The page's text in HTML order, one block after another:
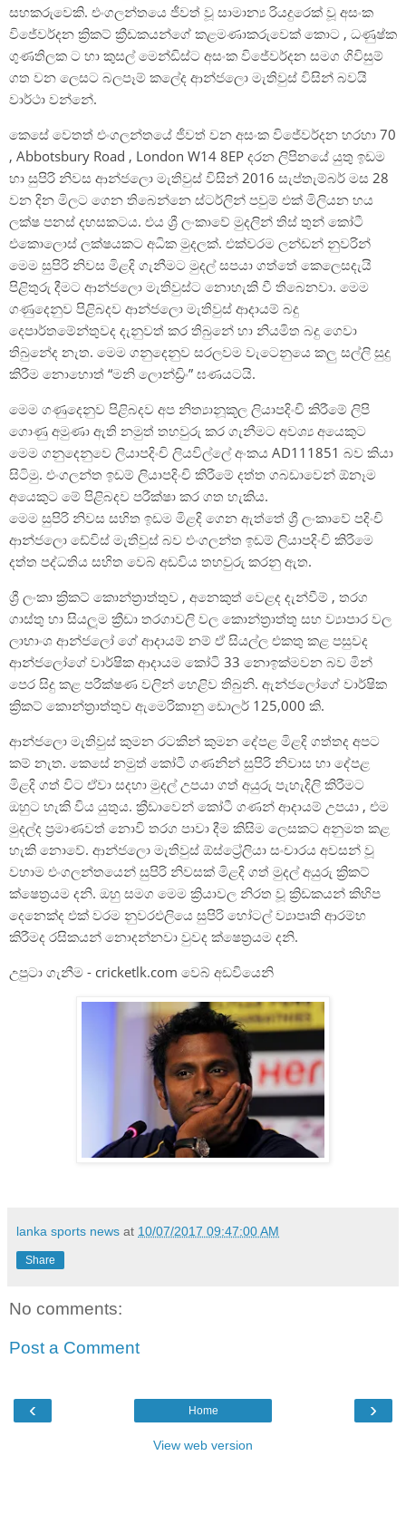
සහකරුවෙකි. එංගලන්තයෙ ජීවත් වූ සාමාන්‍ය රියදුරෙක් වූ අසංක
විජේවර්දන ක්‍රිකට් ක්‍රීඩකයන්ගේ කළමණාකරුවෙක් කොට , ධණුෂ්ක
ගුණතිලක ට හා කුසල් මෙන්ඩිස්ට අසංක විජේවර්දන සමග ගිවිසුම්
ගත වන ලෙසට බලපෑම් කලේද ආන්ජලො මැතිවුස් විසින් බවයි
වාර්ථා වන්නේ.
කෙසේ වෙතත් එංගලන්තයේ ජීවත් වන අසංක විජේවර්දන හරහා 70
, Abbotsbury Road , London W14 8EP දරන ලිපිනයේ යුතු ඉඩම
හා සුපිරි නිවස ආන්ජලො මැතිවුස් විසින් 2016 සැප්තැම්බර් මස 28
වන දින මිලට ගෙන තිබෙන්නෙ ස්ටර්ලින් පවුම් එක් මිලියන හය
ලක්ෂ පනස් දහසකටය. එය ශ්‍රී ලංකාවේ මුදලින් තිස් තුන් කෝටී
එකොලොස් ලක්ෂයකට අධික මුදලක්. එක්වරම ලන්ඩන් නුවරින්
මෙම සුපිරි නිවස මිළදි ගැනීමට මුදල් සපයා ගත්තේ කෙලෙසදැයි
පිළිතුරු දීමට ආන්ජලො මැතිවුස්ට නොහැකි වී තිබෙනවා. මෙම
ගණුදෙනුව පිළිබදව ආන්ජලො මැතිවුස් ආදායම් බදු
දෙපාර්තමේන්තුවද දැනුවත් කර තිබුනේ හා නියමිත බදු ගෙවා
තිබුනේද නැත. මෙම ගනුදෙනුව සරලවම වැටෙනුයෙ කලු සල්ලි සුදු
කිරීම නොහොත් “මනි ලොන්ඩ්‍රිං” ඝණයටයි.
මෙම ගණුදෙනුව පිළිබදව අප නිත්‍යානූකූල ලියාපදිංචි කිරීමේ ලිපි
ගොණු අමුණා ඇති නමුත් තහවුරු කර ගැනීමට අවශ්‍ය අයෙකුට
මෙම ගනුදෙනුවෙ ලියාපදිංචි ලියවිල්ලේ අංකය AD111851 බව කියා
සිටිමු. එංගලන්ත ඉඩම් ලියාපදිංචි කිරීමේ දත්ත ගබඩාවෙන් ඕනෑම
අයෙකුට මේ පිළිබදව පරීක්ෂා කර ගත හැකිය.
මෙම සුපිරි නිවස සහිත ඉඩම මිළදි ගෙන ඇත්තේ ශ්‍රී ලංකාවේ පදිංචි
ආන්ජලො ඩේවිස් මැතිවුස් බව එංගලන්ත ඉඩම් ලියාපදිංචි කිරීමෙ
දත්ත පද්ධතිය සහිත වෙබ් අඩවිය තහවුරු කරනු ඇත.
ශ්‍රී ලංකා ක්‍රිකට් කොන්ත්‍රාත්තුව , අනෙකුත් වෙළද දැන්වීම් , තරග
ගාස්තු හා සියලූම ක්‍රීඩා තරගාවලි වල කොන්ත්‍රාත්තු සහ ව්‍යාපාර වල
ලාභාංශ ආන්ජලෝ ගේ ආදායම් නම් ඒ සියල්ල එකතු කළ පසුවද
ආන්ජලෝගේ වාර්ෂික ආදායම කෝටි 33 නොඉක්මවන බව මින්
පෙර සිදු කළ පරීක්ෂණ වලින් හෙළිව තිබුනි. ඇන්ජලෝගේ වාර්ෂික
ක්‍රිකට් කොන්ත්‍රාත්තුව ඇමෙරිකානු ඩොලර් 125,000 කි.
ආන්ජලො මැතිවුස් කුමන රටකින් කුමන දේපළ මිළදි ගත්තද අපට
කම් නැත. කෙසේ නමුත් කෝටී ගණනින් සුපිරි නිවාස හා දේපළ
මිළදි ගත් විට ඒවා සදහා මුදල් උපයා ගත් අයුරු පැහැදිලි කිරීමට
ඔහුට හැකි විය යුතුය. ක්‍රීඩාවෙන් කෝටී ගණන් ආදායම් උපයා , එම
මුදල්ද ප්‍රමාණවත් නොවි තරග පාවා දීම කිසිම ලෙසකට අනුමත කළ
හැකි නොවේ. ආන්ජලො මැතිවුස් ඕස්ට්‍රේලියා සංචාරය අවසන් වූ
වහාම එංගලන්තයෙන් සුපිරි නිවසක් මිළදි ගත් මුදල් අයුරු ක්‍රිකට්
ක්ෂෙත්‍රයම දනි. ඔහු සමග මෙම ක්‍රියාවල නිරත වූ ක්‍රිඩකයන් කිහිප
දෙනෙක්ද එක් වරම නුවරඑලියෙ සුපිරි හෝටල් ව්‍යාපෘති ආරම්භ
කිරීමද රසිකයන් නොදන්නවා වුවද ක්ෂෙත්‍රයම දනි.
උපුටා ගැනීම - cricketlk.com වෙබ් අඩවියෙනි
lanka sports news at 10/07/2017 09:47:00 AM
Share
No comments:
Post a Comment
‹ ›
Home
View web version